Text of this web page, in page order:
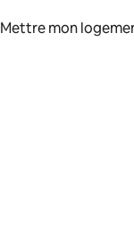
Mettre mon